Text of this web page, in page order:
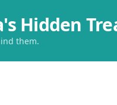
Hidden
them.